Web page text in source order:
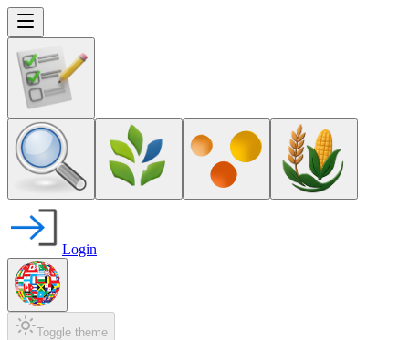
Login
Toggle theme